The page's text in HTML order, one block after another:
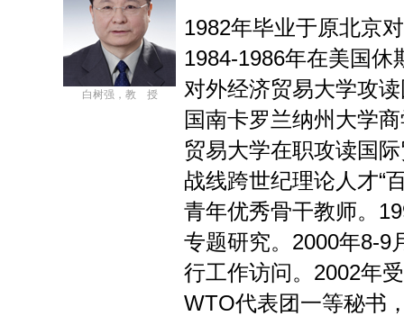
白树强，教 授
1982年毕业于原北京
1984-1986年在美国休
对外经济贸易大学攻
国南卡罗兰纳州大学
贸易大学在职攻读国
战线跨世纪理论人才“
青年优秀骨干教师。
专题研究。2000年8-9
行工作访问。2002年
WTO代表团一等秘书